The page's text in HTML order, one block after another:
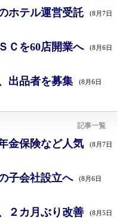
ホテル運営受託 (8月7日
Ｃを60店開業へ (8月6日
出品者を募集 (8月6日
記事一覧
金保険など人気 (8月7日
子会社設立へ (8月6日
２カ月ぶり改善 (8月5日